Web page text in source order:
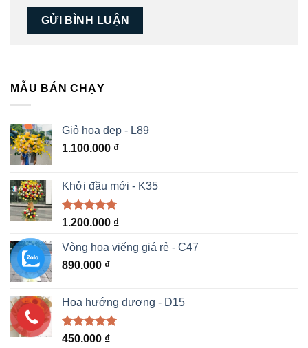
MẪU BÁN CHẠY
Giỏ hoa đẹp - L89
1.100.000 ₫
Khởi đầu mới - K35
Được xếp
5 sao
1.200.000 ₫
Vòng hoa viếng giá rẻ - C47
890.000 ₫
Hoa hướng dương - D15
Được xếp
450.000 ₫